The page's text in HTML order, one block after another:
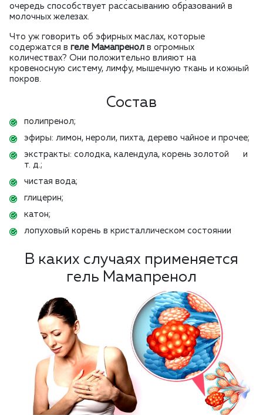
очередь способствует рассасыванию образований в
молочных железах.
Что уж говорить об эфирных маслах, которые
содержатся в геле Мамапренол в огромных
количествах? Они положительно влияют на
кровеносную систему, лимфу, мышечную ткань и кожный
покров.
Состав
полипренол;
эфиры: лимон, нероли, пихта, дерево чайное и прочее;
экстракты: солодка, календула, корень золотой и
т. д.;
чистая вода;
глицерин;
катон;
лопуховый корень в кристаллическом состоянии
В каких случаях применяется
гель Мамапренол